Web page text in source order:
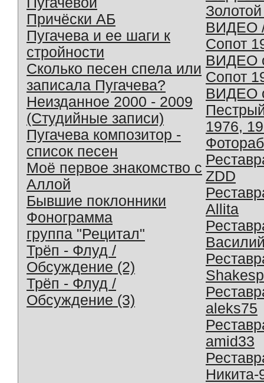
Причёски АБ
Пугачева и ее шаги к
стройности
Сколько песен спела или
записала Пугачева?
Неизданное 2000 - 2009
(Студийные записи)
Пугачева композитор -
список песен
Моё первое знакомство с
Аллой
Бывшие поклонники
Фонограмма
группа "Рецитал"
Трёп - Флуд /
Обсуждение (2)
Трёп - Флуд /
Обсуждение (3)
ВИДЕО
Сопот
ВИДЕО
Сопот
ВИДЕО
1976,
ZDD
Allita
aleks75
amid33
Никита-